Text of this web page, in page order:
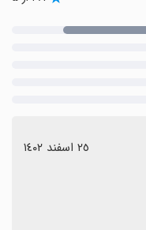
٢٥ اسفند ١٤٠٢